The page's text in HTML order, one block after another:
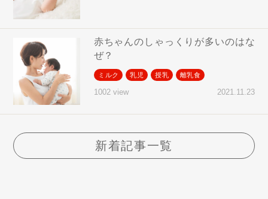
赤ちゃんのしゃっくりが多いのはな
ぜ？
ミルク 乳児 授乳 離乳食
1002 view 2021.11.23
新着記事一覧